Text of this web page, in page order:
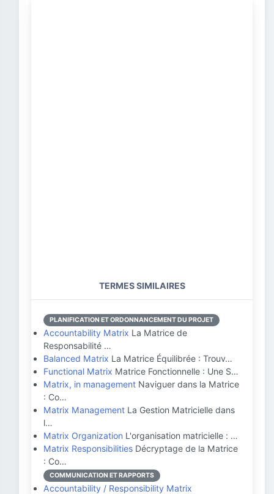
TERMES SIMILAIRES
PLANIFICATION ET ORDONNANCEMENT DU PROJET
Accountability Matrix La Matrice de
Responsabilité …
Balanced Matrix La Matrice Équilibrée : Trouv…
Functional Matrix Matrice Fonctionnelle : Une S…
Matrix, in management Naviguer dans la Matrice
: Co…
Matrix Management La Gestion Matricielle dans
l…
Matrix Organization L'organisation matricielle : …
Matrix Responsibilities Décryptage de la Matrice
: Co…
COMMUNICATION ET RAPPORTS
Accountability / Responsibility Matrix